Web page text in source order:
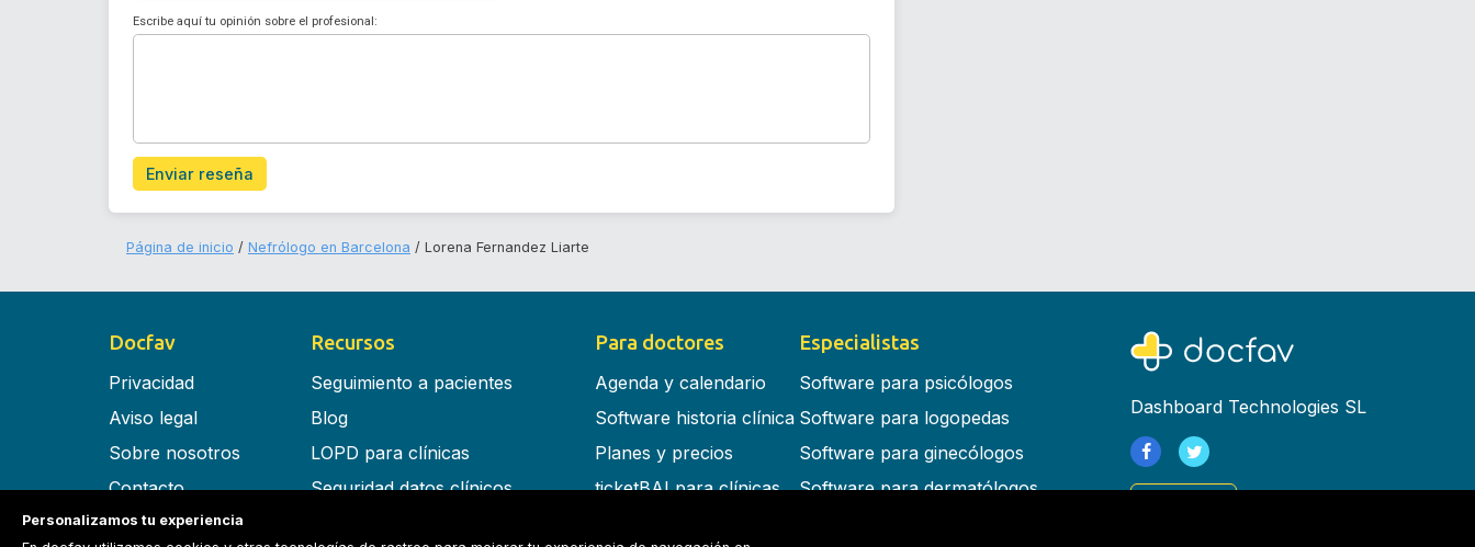
Escribe aquí tu opinión sobre el profesional:
Enviar reseña
Página de inicio Nefrólogo en Barcelona Lorena Fernandez Liarte
Docfav
Privacidad
Aviso legal
Sobre nosotros
Contacto
Términos y condiciones
Recursos
Seguimiento a pacientes
Blog
LOPD para clínicas
Seguridad datos clínicos
Para doctores
Agenda y calendario
Software historia clínica
Planes y precios
ticketBAI para clínicas
Especialistas
Software para psicólogos
Software para logopedas
Software para ginecólogos
Software para dermatólogos
Dashboard Technologies SL
Personalizamos tu experiencia